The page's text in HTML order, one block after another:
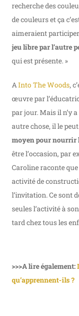
recherche des
de couleurs et ça
aimeraient
jeu libre par l’autre
qui est présente. »
AInto The Woods,
œuvre par
par jour. Mais il n’y
autre chose, il le
moyen pour nourrir
être l’occasion, par
Caroline raconte
activité de
l’invitation. Ce sont
seules l’activité à
tard chez tous les
>>>A lire également:
qu’apprennent-ils ?